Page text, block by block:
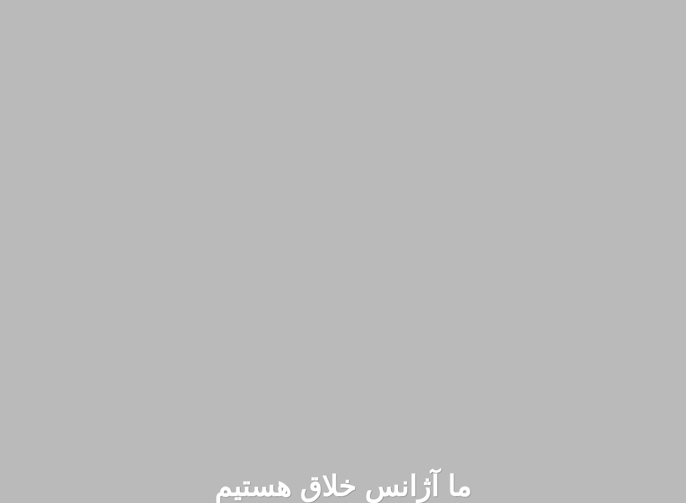
ما آژانس خلاق هستیم